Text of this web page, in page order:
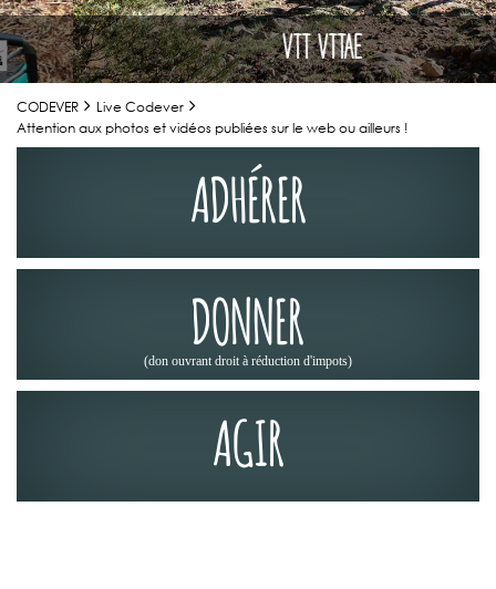
VTT VTTAE
CODEVER
Live Codever
Attention aux photos et vidéos publiées sur le web ou ailleurs !
ADHÉRER
DONNER
(don ouvrant droit à réduction d'impots)
AGIR